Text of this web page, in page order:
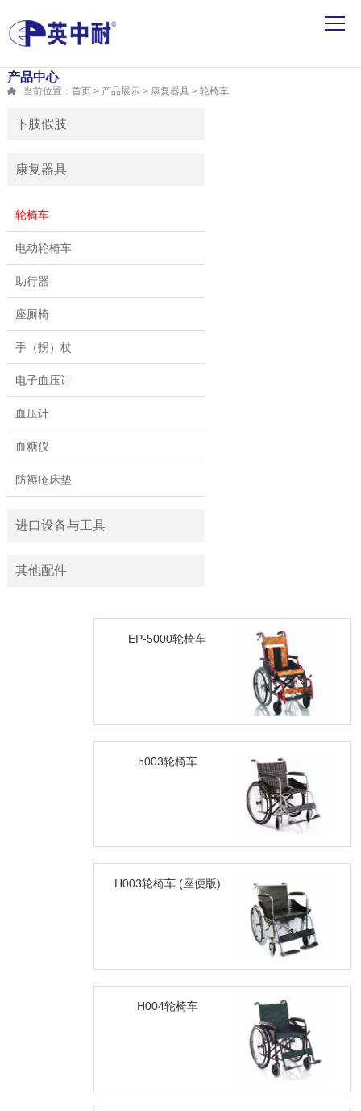
产品中心
当前位置：首页 > 产品展示 > 康复器具 > 轮椅车
下肢假肢
康复器具
轮椅车
电动轮椅车
助行器
座厕椅
手（拐）杖
电子血压计
血压计
血糖仪
防褥疮床垫
进口设备与工具
其他配件
EP-5000轮椅车
h003轮椅车
H003轮椅车 (座便版)
H004轮椅车